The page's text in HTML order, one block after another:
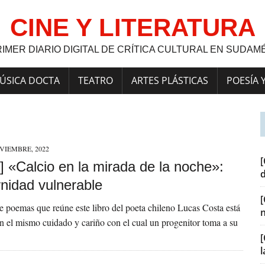
CINE Y LITERATURA
DIARIO DIGITAL DE CRÍTICA CULTURAL EN
DOCTA TEATRO ARTES PLÁSTICAS POESÍA
2022
«Calcio en la mirada de la noche»:
vulnerable
poemas que reúne este libro del poeta chileno Lucas Costa está
el mismo cuidado y cariño con el cual un progenitor toma a su